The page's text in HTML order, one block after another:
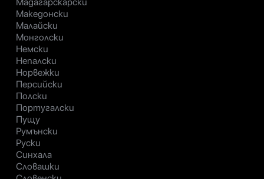
Македонски
Малайски
Монголски
Немски
Непалски
Норвежки
Персийски
Полски
Португалски
Пущу
Румънски
Руски
Синхала
Словашки